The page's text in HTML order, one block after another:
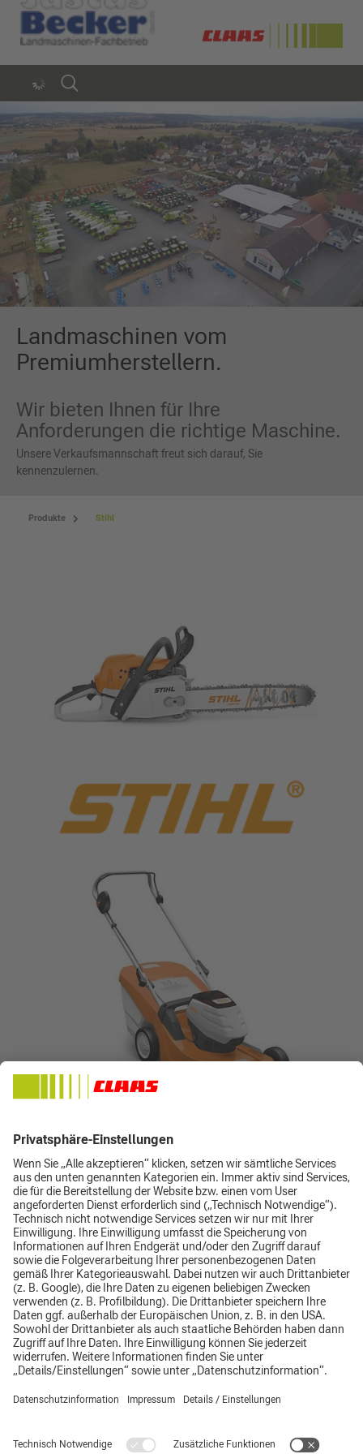
Landmaschinen vom
Premiumherstellern.
Wir bieten Ihnen für Ihre
Anforderungen die richtige Maschine.
Unsere Verkaufsmannschaft freut sich darauf, Sie
kennenzulernen.
Produkte Stihl
Motorgeräte für den Hobby- und Profibereich.
Hier geht´s zu STIHL